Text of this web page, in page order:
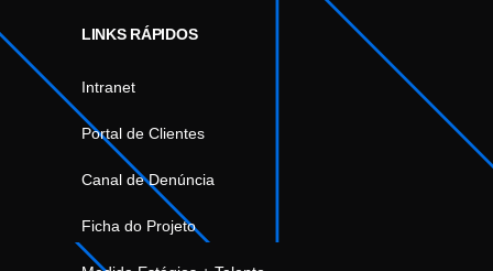
LINKS RÁPIDOS
Intranet
Portal de Clientes
Canal de Denúncia
Ficha do Projeto